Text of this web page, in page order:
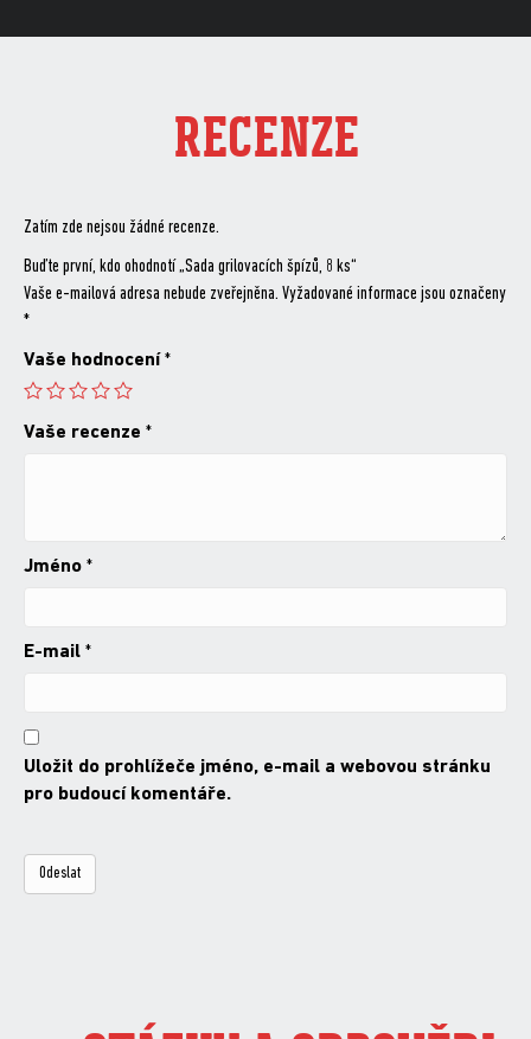
RECENZE
Zatím zde nejsou žádné recenze.
Buďte první, kdo ohodnotí „Sada grilovacích špízů, 8 ks“
Vaše e-mailová adresa nebude zveřejněna. Vyžadované informace jsou označeny
*
Vaše hodnocení *
Vaše recenze *
Jméno *
E-mail *
Uložit do prohlížeče jméno, e-mail a webovou stránku
pro budoucí komentáře.